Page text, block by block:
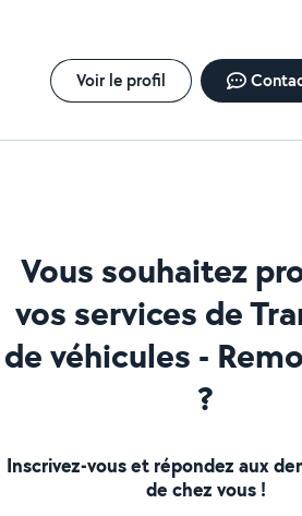
Voir le profil
Vous souhaitez
vos services de
de véhicules -
?
Inscrivez-vous et répondez aux
de chez vous !